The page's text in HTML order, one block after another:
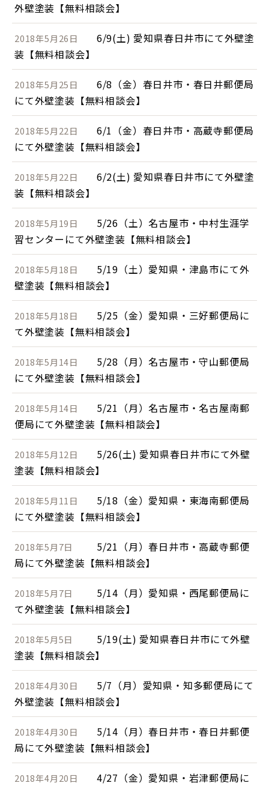
外壁塗装【無料相談会】
2018年5月26日
6/9(土) 愛知県春日井市にて外壁塗
装【無料相談会】
2018年5月25日
6/8（金）春日井市・春日井郵便局
にて外壁塗装【無料相談会】
2018年5月22日
6/1（金）春日井市・高蔵寺郵便局
にて外壁塗装【無料相談会】
2018年5月22日
6/2(土) 愛知県春日井市にて外壁塗
装【無料相談会】
2018年5月19日
5/26（土）名古屋市・中村生涯学
習センターにて外壁塗装【無料相談会】
2018年5月18日
5/19（土）愛知県・津島市にて外
壁塗装【無料相談会】
2018年5月18日
5/25（金）愛知県・三好郵便局に
て外壁塗装【無料相談会】
2018年5月14日
5/28（月）名古屋市・守山郵便局
にて外壁塗装【無料相談会】
2018年5月14日
5/21（月）名古屋市・名古屋南郵
便局にて外壁塗装【無料相談会】
2018年5月12日
5/26(土) 愛知県春日井市にて外壁
塗装【無料相談会】
2018年5月11日
5/18（金）愛知県・東海南郵便局
にて外壁塗装【無料相談会】
2018年5月7日
5/21（月）春日井市・高蔵寺郵便
局にて外壁塗装【無料相談会】
2018年5月7日
5/14（月）愛知県・西尾郵便局に
て外壁塗装【無料相談会】
2018年5月5日
5/19(土) 愛知県春日井市にて外壁
塗装【無料相談会】
2018年4月30日
5/7（月）愛知県・知多郵便局にて
外壁塗装【無料相談会】
2018年4月30日
5/14（月）春日井市・春日井郵便
局にて外壁塗装【無料相談会】
2018年4月20日
4/27（金）愛知県・岩津郵便局に